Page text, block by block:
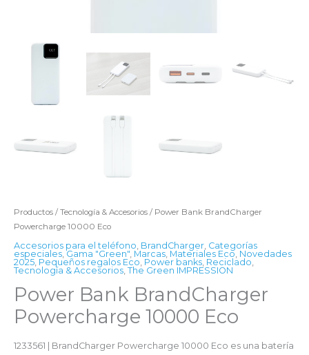
Productos / Tecnología & Accesorios / Power Bank BrandCharger
Powercharge 10000 Eco
Accesorios para el teléfono, BrandCharger, Categorías
especiales, Gama "Green", Marcas, Materiales Eco, Novedades
2025, Pequeños regalos Eco, Power banks, Reciclado,
Tecnología & Accesorios, The Green IMPRESSION
Power Bank BrandCharger
Powercharge 10000 Eco
1233561 | BrandCharger Powercharge 10000 Eco es una batería